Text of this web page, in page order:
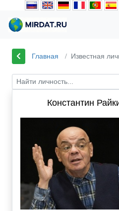
Главная Известная
Константин